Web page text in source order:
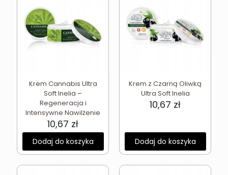
Krem Cannabis Ultra
Soft Inelia –
Regeneracja i
Intensywne Nawilżenie
10,67 zł
Dodaj do koszyka
Krem z Czarną Oliwką
Ultra Soft Inelia
10,67 zł
Dodaj do koszyka